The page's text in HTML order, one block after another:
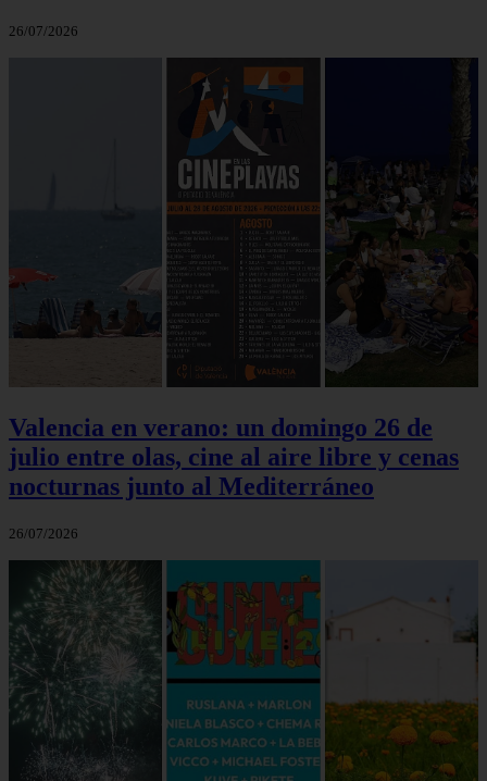
26/07/2026
Valencia en verano: un domingo 26 de
julio entre olas, cine al aire libre y cenas
nocturnas junto al Mediterráneo
26/07/2026